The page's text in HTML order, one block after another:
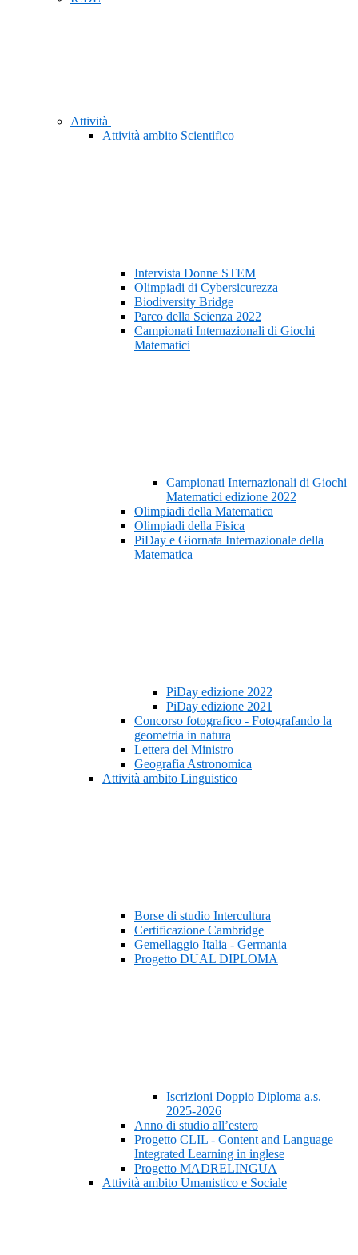
Attività
Attività ambito Scientifico
Intervista Donne STEM
Olimpiadi di Cybersicurezza
Biodiversity Bridge
Parco della Scienza 2022
Campionati Internazionali di Giochi
Matematici
Campionati Internazionali di Giochi
Matematici edizione 2022
Olimpiadi della Matematica
Olimpiadi della Fisica
PiDay e Giornata Internazionale della
Matematica
PiDay edizione 2022
PiDay edizione 2021
Concorso fotografico - Fotografando la
geometria in natura
Lettera del Ministro
Geografia Astronomica
Attività ambito Linguistico
Borse di studio Intercultura
Certificazione Cambridge
Gemellaggio Italia - Germania
Progetto DUAL DIPLOMA
Iscrizioni Doppio Diploma a.s.
2025-2026
Anno di studio all’estero
Progetto CLIL - Content and Language
Integrated Learning in inglese
Progetto MADRELINGUA
Attività ambito Umanistico e Sociale